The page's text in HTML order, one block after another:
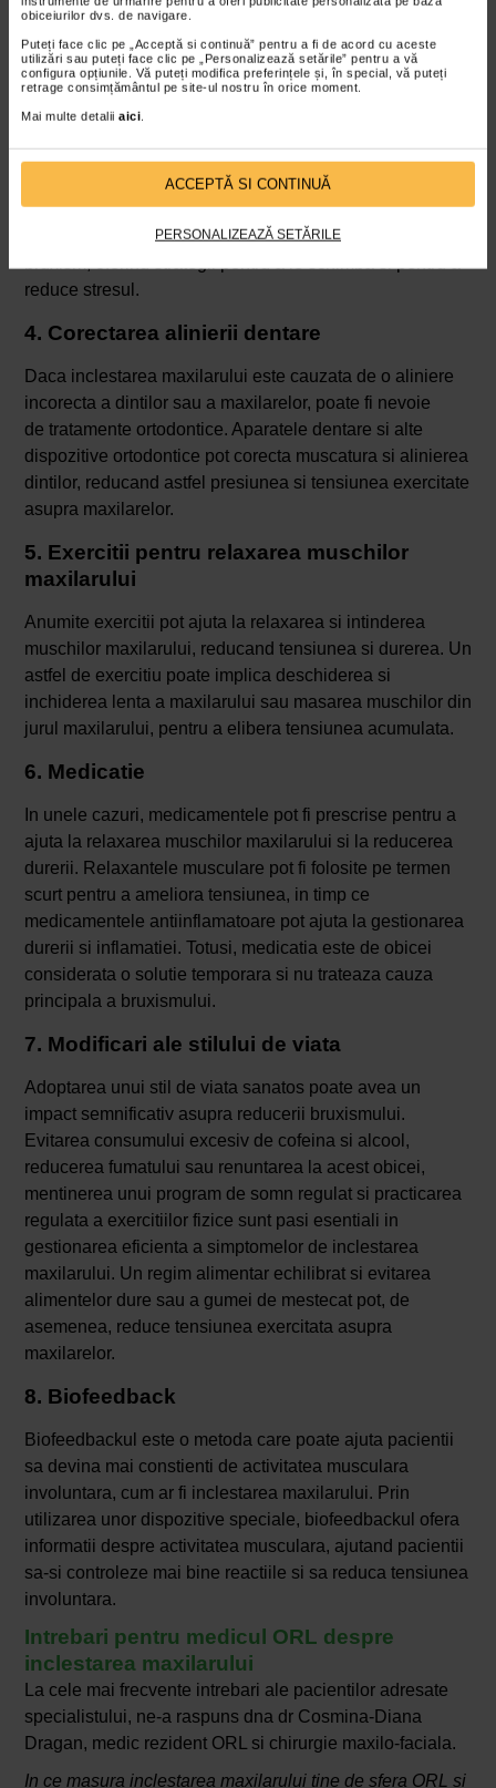
obiceiurilor dvs. de navigare.
Puteți face clic pe „Acceptă si continuă” pentru a fi de acord cu aceste
utilizări sau puteți face clic pe „Personalizează setările” pentru a vă
configura opțiunile. Vă puteți modifica preferințele și, în special, vă puteți
retrage consimțământul pe site-ul nostru în orice moment.
Mai multe detalii aici.
ACCEPTĂ SI CONTINUĂ
PERSONALIZEAZĂ SETĂRILE
dintilor.
3. Terapia cognitiv-comportamentala
cognitiv-comportamentalapoate oferi un cadru eficient
pentru gestionarea emotiilor si a comportamentelor
stresante. Aceasta terapie poate ajuta la identificarea
gandurilor si comportamentelor care contribuie la
reduce stresul.
4. Corectarea alinierii dentare
Daca inclestarea maxilarului este cauzata de o aliniere
incorecta a dintilor sau a maxilarelor, poate fi nevoie
de tratamente ortodontice. Aparatele dentare si alte
dispozitive ortodontice pot corecta muscatura si alinierea
dintilor, reducand astfel presiunea si tensiunea exercitate
asupra maxilarelor.
5. Exercitii pentru relaxarea muschilor
maxilarului
Anumite exercitii pot ajuta la relaxarea si intinderea
muschilor maxilarului, reducand tensiunea si durerea. Un
astfel de exercitiu poate implica deschiderea si
inchiderea lenta a maxilarului sau masarea muschilor din
jurul maxilarului, pentru a elibera tensiunea acumulata.
6. Medicatie
In unele cazuri, medicamentele pot fi prescrise pentru a
ajuta la relaxarea muschilor maxilarului si la reducerea
durerii. Relaxantele musculare pot fi folosite pe termen
scurt pentru a ameliora tensiunea, in timp ce
medicamentele antiinflamatoare pot ajuta la gestionarea
durerii si inflamatiei. Totusi, medicatia este de obicei
considerata o solutie temporara si nu trateaza cauza
principala a bruxismului.
7. Modificari ale stilului de viata
Adoptarea unui stil de viata sanatos poate avea un
impact semnificativ asupra reducerii bruxismului.
Evitarea consumului excesiv de cofeina si alcool,
reducerea fumatului sau renuntarea la acest obicei,
mentinerea unui program de somn regulat si practicarea
regulata a exercitiilor fizice sunt pasi esentiali in
gestionarea eficienta a simptomelor de inclestarea
maxilarului. Un regim alimentar echilibrat si evitarea
alimentelor dure sau a gumei de mestecat pot, de
asemenea, reduce tensiunea exercitata asupra
maxilarelor.
8. Biofeedback
Biofeedbackul este o metoda care poate ajuta pacientii
sa devina mai constienti de activitatea musculara
involuntara, cum ar fi inclestarea maxilarului. Prin
utilizarea unor dispozitive speciale, biofeedbackul ofera
informatii despre activitatea musculara, ajutand pacientii
sa-si controleze mai bine reactiile si sa reduca tensiunea
involuntara.
Intrebari pentru medicul ORL despre
inclestarea maxilarului
La cele mai frecvente intrebari ale pacientilor adresate
specialistului, ne-a raspuns dna dr Cosmina-Diana
Dragan, medic rezident ORL si chirurgie maxilo-faciala.
In ce masura inclestarea maxilarului tine de sfera ORL si